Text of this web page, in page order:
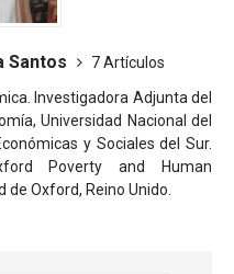
Santos
7 Artículos
Investigadora Adjunta del
Universidad Nacional del
y Sociales del Sur.
Poverty and Human
Oxford, Reino Unido.